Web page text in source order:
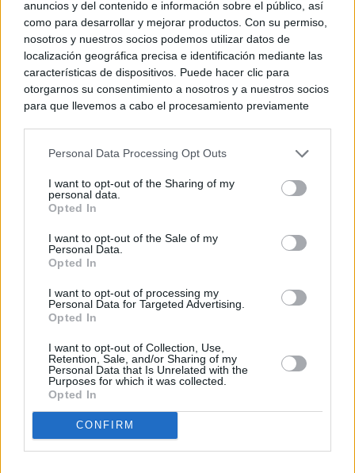
anuncios y del contenido e información sobre el público, así
como para desarrollar y mejorar productos. Con su permiso,
nosotros y nuestros socios podemos utilizar datos de
localización geográfica precisa e identificación mediante las
características de dispositivos. Puede hacer clic para
otorgarnos su consentimiento a nosotros y a nuestros socios
para que llevemos a cabo el procesamiento previamente
negar su consentimiento. Tenga en cuenta que algún
de su consentimiento, pero usted tiene el derecho de
rechazar tal procesamiento. Sus preferencias se aplicarán
cualquier momento entrando de nuevo en este sitio web o
visitando nuestra política de privacidad.
Personal Data Processing Opt Outs
I want to opt-out of the Sharing of my
personal data.
Opted In
I want to opt-out of the Sale of my
Personal Data.
Opted In
I want to opt-out of processing my
Personal Data for Targeted Advertising.
Opted In
I want to opt-out of Collection, Use,
Retention, Sale, and/or Sharing of my
Personal Data that Is Unrelated with the
Purposes for which it was collected.
Opted In
CONFIRM